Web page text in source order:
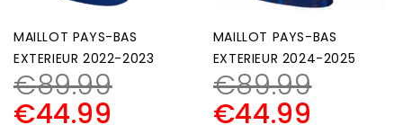
MAILLOT PAYS-BAS
EXTERIEUR 2022-2023
€89.99
€44.99
MAILLOT PAYS-BAS
EXTERIEUR 2024-2025
€89.99
€44.99